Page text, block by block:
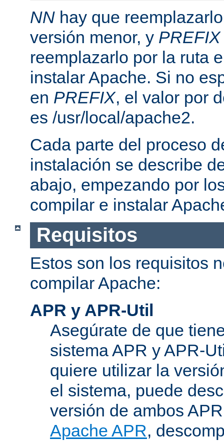
NN hay que
versión menor, y PREFIX
reemplazarlo por la ruta
instalar Apache. Si no
en PREFIX, el valor por
es /usr/local/apache2.
Cada parte del proceso
instalación se describe
abajo, empezando por
compilar e instalar
Requisitos
Estos son los requisitos
compilar Apache:
APR y APR-Util
Asegúrate de que
sistema APR y APR-
quiere utilizar la
el sistema, puede
versión de ambos
Apache APR,